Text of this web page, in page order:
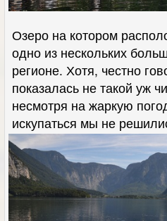
Озеро на котором
одно из нескольких
регионе. Хотя, честно
показалась не такой уж
несмотря на жаркую
искупаться мы не